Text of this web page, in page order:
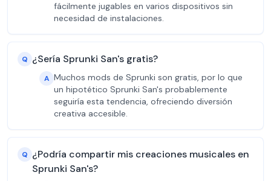
fácilmente jugables en varios dispositivos sin
necesidad de instalaciones.
Q ¿Sería Sprunki San's gratis?
A Muchos mods de Sprunki son gratis, por lo que
un hipotético Sprunki San's probablemente
seguiría esta tendencia, ofreciendo diversión
creativa accesible.
Q ¿Podría compartir mis creaciones musicales en
Sprunki San's?